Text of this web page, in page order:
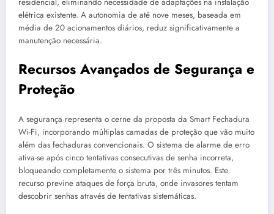
residencial, eliminando necessidade de adaptações na instalação
elétrica existente. A autonomia de até nove meses, baseada em
média de 20 acionamentos diários, reduz significativamente a
manutenção necessária.
Recursos Avançados de Segurança e
Proteção
A segurança representa o cerne da proposta da Smart Fechadura
Wi-Fi, incorporando múltiplas camadas de proteção que vão muito
além das fechaduras convencionais. O sistema de alarme de erro
ativa-se após cinco tentativas consecutivas de senha incorreta,
bloqueando completamente o sistema por três minutos. Este
recurso previne ataques de força bruta, onde invasores tentam
descobrir senhas através de tentativas sistemáticas.